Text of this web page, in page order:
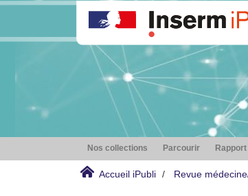
Nos collections Parcourir
Accueil iPubli Revue